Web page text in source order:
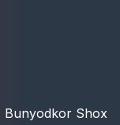
Bunyodkor Shox